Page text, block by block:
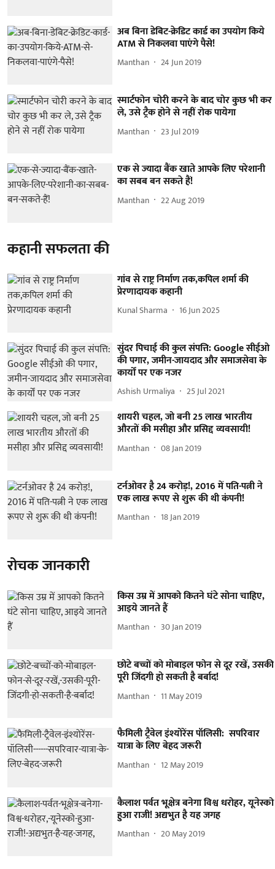
अब बिना डेबिट-क्रेडिट कार्ड का उपयोग किये
ATM से निकलवा पाएंगे पैसे!
Manthan 24 Jun 2019
स्मार्टफोन चोरी करने के बाद चोर कुछ भी कर
ले, उसे ट्रैक होने से नहीं रोक पायेगा
Manthan 23 Jul 2019
एक से ज्यादा बैंक खाते आपके लिए परेशानी
का सबब बन सकते हैं!
Manthan 22 Aug 2019
कहानी सफलता की
गांव से राष्ट्र निर्माण तक,कपिल शर्मा की
प्रेरणादायक कहानी
Kunal Sharma 16 Jun 2025
सुंदर पिचाई की कुल संपत्ति: Google सीईओ
की पगार, जमीन-जायदाद और समाजसेवा के
कार्यों पर एक नजर
Ashish Urmaliya 25 Jul 2021
शायरी चहल, जो बनी 25 लाख भारतीय
औरतों की मसीहा और प्रसिद्द व्यवसायी!
Manthan 08 Jan 2019
टर्नओवर है 24 करोड़!, 2016 में पति-पत्नी ने
एक लाख रूपए से शुरू की थी कंपनी!
Manthan 18 Jan 2019
रोचक जानकारी
किस उम्र में आपको कितने घंटे सोना चाहिए,
आइये जानते हैं
Manthan 30 Jan 2019
छोटे बच्चों को मोबाइल फोन से दूर रखें, उसकी
पूरी जिंदगी हो सकती है बर्बाद!
Manthan 11 May 2019
फैमिली ट्रैवेल इंश्योरेंस पॉलिसी: सपरिवार
यात्रा के लिए बेहद जरूरी
Manthan 12 May 2019
कैलाश पर्वत भूक्षेत्र बनेगा विश्व धरोहर, यूनेस्को
हुआ राजी! अद्यभुत है यह जगह
Manthan 20 May 2019